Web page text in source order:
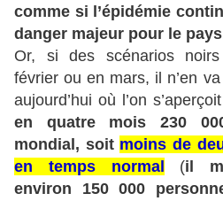
comme si l’épidémie
danger majeur pour le
Or, si des scénarios
février ou en mars, il n’en
aujourd’hui où l’on
en quatre mois 230
mondial, soit moins de
en temps normal
(il
environ 150 000